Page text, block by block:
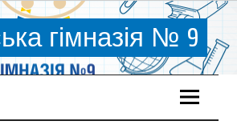
гімназія № 9